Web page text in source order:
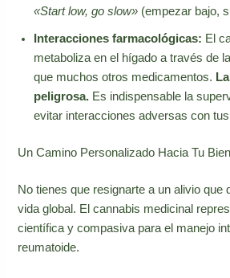
«Start low, go slow» (empezar bajo,
Interacciones farmacológicas: El
metaboliza en el hígado a través de
que muchos otros medicamentos.
peligrosa. Es indispensable la
evitar interacciones adversas con
Un Camino Personalizado Hacia Tu
No tienes que resignarte a un alivio que
vida global. El cannabis medicinal
científica y compasiva para el manejo
reumatoide.